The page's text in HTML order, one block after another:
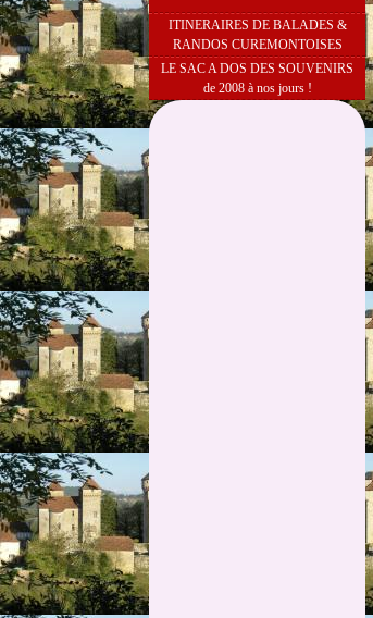
ITINERAIRES DE BALADES &
RANDOS CUREMONTOISES
LE SAC A DOS DES SOUVENIRS
de 2008 à nos jours !